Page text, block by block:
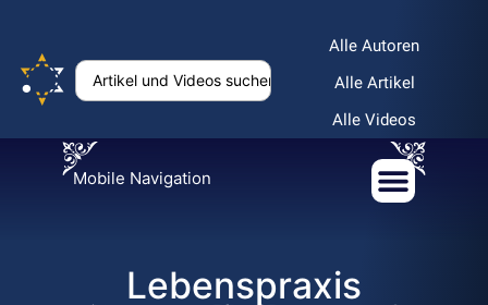
Alle Autoren
Alle Artikel
Alle Videos
Mobile Navigation
Lebenspraxis